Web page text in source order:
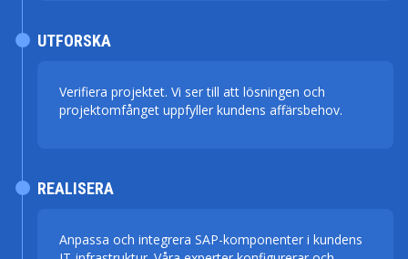
Verifiera projektet. Vi ser till att lösningen och
projektomfånget uppfyller kundens affärsbehov.
UTFORSKA
Anpassa och integrera SAP-komponenter i kundens
REALISERA